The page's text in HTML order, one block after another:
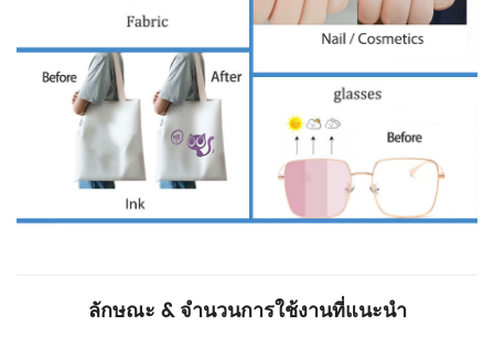
ลักษณะ & จำนวนการใช้งานที่แนะนำ